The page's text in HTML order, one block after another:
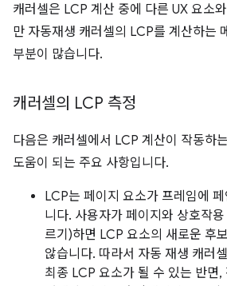
캐러셀은 LCP 계산 중에 다른 UX 요소
만 자동재생 캐러셀의 LCP를 계산하는
부분이 많습니다.
캐러셀의 LCP 측정
다음은 캐러셀에서 LCP 계산이 작동하
도움이 되는 주요 사항입니다.
LCP는 페이지 요소가 프레임에
니다. 사용자가 페이지와 상호작
르기)하면 LCP 요소의 새로운 후
않습니다. 따라서 자동 재생 캐러
최종 LCP 요소가 될 수 있는 반면,